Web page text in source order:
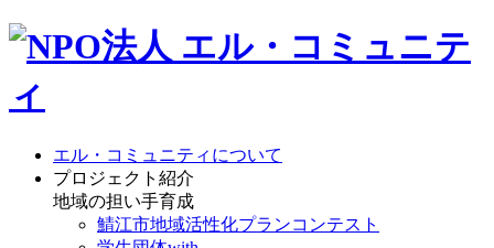
エル・コミュニティについて
プロジェクト紹介
地域の担い手育成
鯖江市地域活性化プランコンテスト